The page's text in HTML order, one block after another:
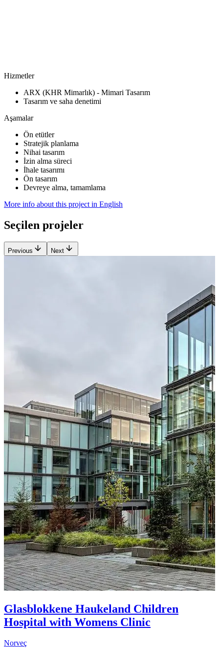
Hizmetler
ARX (KHR Mimarlık) - Mimari Tasarım
Tasarım ve saha denetimi
Aşamalar
Ön etütler
Stratejik planlama
Nihai tasarım
İzin alma süreci
İhale tasarımı
Ön tasarım
Devreye alma, tamamlama
More info about this project in English
Seçilen projeler
Previous Next
Glasblokkene Haukeland Children
Hospital with Womens Clinic
Norveç